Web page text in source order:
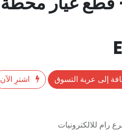
إلى عربة التسوق
اشترِ الآن
رام للالكترونيات